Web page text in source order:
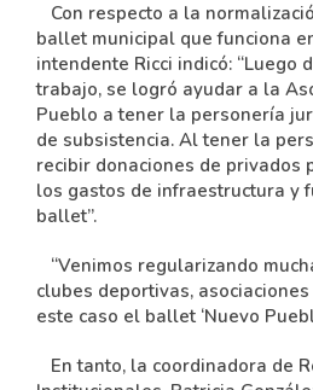
Con respecto a la
ballet municipal que funciona
intendente Ricci indicó: “Luego
trabajo, se logró ayudar a la
Pueblo a tener la personería
de subsistencia. Al tener la
recibir donaciones de privados
los gastos de infraestructura y
ballet”.
“Venimos regularizando
clubes deportivas,
este caso el ballet ‘Nuevo
En tanto, la coordinadora de